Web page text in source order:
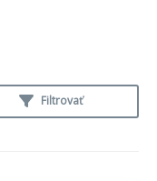
Filtrovať